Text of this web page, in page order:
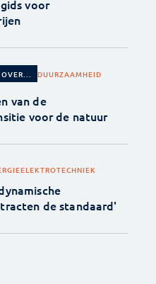
voor
DUURZAAMHEID
van de
voor de natuur
ELEKTROTECHNIEK
de standaard'